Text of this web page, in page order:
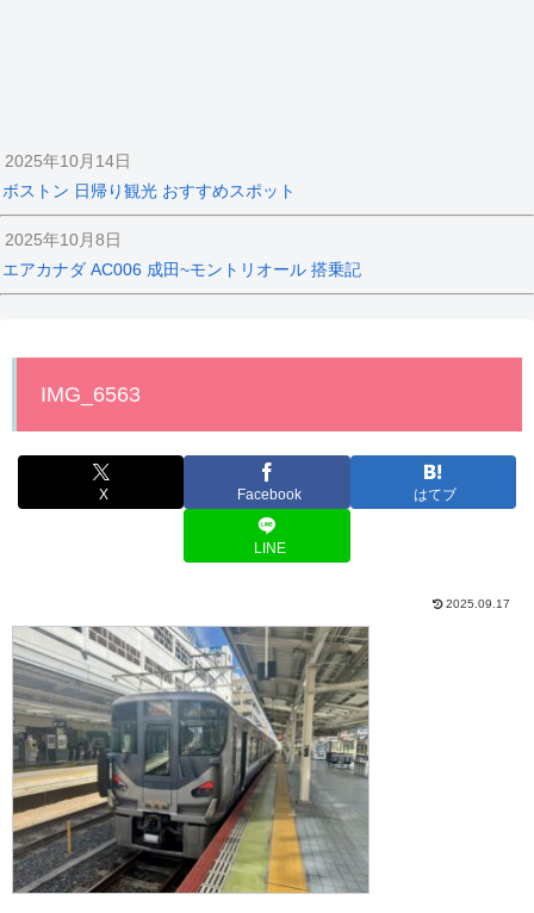
2025年10月14日
ボストン 日帰り観光 おすすめスポット
2025年10月8日
エアカナダ AC006 成田~モントリオール 搭乗記
IMG_6563
X Facebook はてブ
LINE
2025.09.17